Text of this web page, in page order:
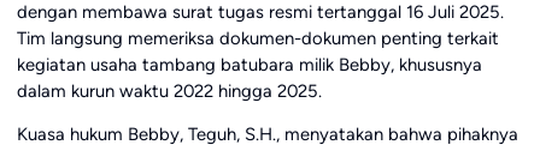
dengan membawa surat tugas resmi tertanggal 16 Juli 2025.
Tim langsung memeriksa dokumen-dokumen penting terkait
kegiatan usaha tambang batubara milik Bebby, khususnya
dalam kurun waktu 2022 hingga 2025.
Kuasa hukum Bebby, Teguh, S.H., menyatakan bahwa pihaknya